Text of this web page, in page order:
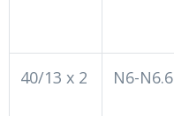
40/13 x 2 N6-N6.6